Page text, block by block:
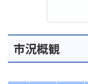
市況概観